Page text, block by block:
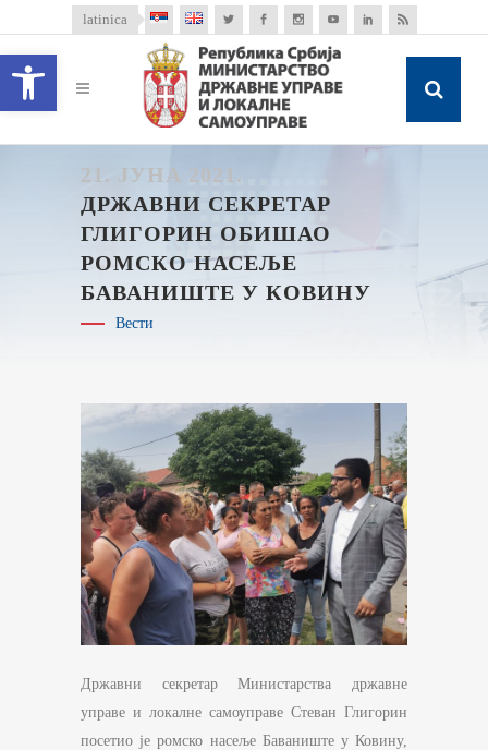
Open toolbar
latinica
21. ЈУНА 2021.
ДРЖАВНИ СЕКРЕТАР
ГЛИГОРИН ОБИШАО
РОМСКО НАСЕЉЕ
БАВАНИШТЕ У КОВИНУ
Вести
Државни секретар Министарства државне
управе и локалне самоуправе Стеван Глигорин
посетио је ромско насеље Баваниште у Ковину,